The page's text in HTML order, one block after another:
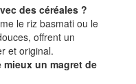
des céréales ?
le riz basmati ou le
offrent un
et original.
un magret de